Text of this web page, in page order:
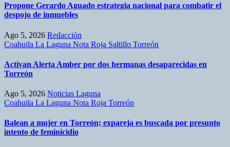
Propone Gerardo Aguado estrategia nacional para combatir el
despojo de inmuebles
Ago 5, 2026 Redacción
Coahuila La Laguna Nota Roja Saltillo Torreón
Activan Alerta Amber por dos hermanas desaparecidas en
Torreón
Ago 5, 2026 Noticias Laguna
Coahuila La Laguna Nota Roja Torreón
Balean a mujer en Torreón; expareja es buscada por presunto
intento de feminicidio